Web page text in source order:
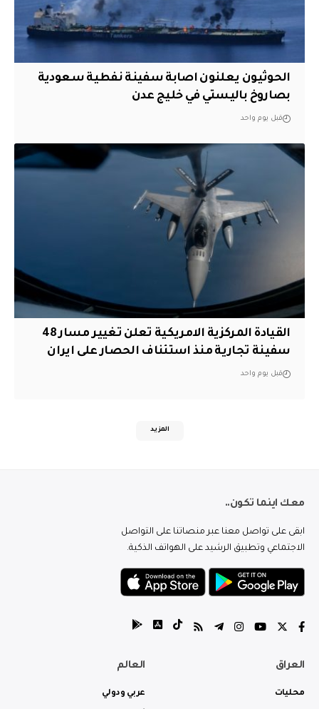
الحوثيون يعلنون اصابة سفينة نفطية سعودية
بصاروخ باليستي في خليج عدن
قبل يوم واحد
القيادة المركزية الامريكية تعلن تغيير مسار 48
سفينة تجارية منذ استئناف الحصار على ايران
قبل يوم واحد
المزيد
معك اينما تكون..
ابقى على تواصل معنا عبر منصاتنا على التواصل
الاجتماعي وتطبيق الرشيد على الهواتف الذكية.
العراق
محليات
العالم
عربي ودولي